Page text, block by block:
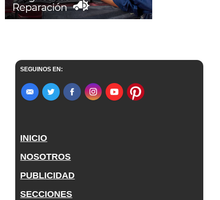
SEGUINOS EN:
INICIO
NOSOTROS
PUBLICIDAD
SECCIONES